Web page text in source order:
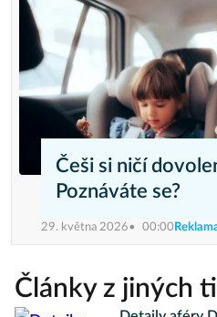
Češi si ničí
Poznáváte se?
29. května 2026 00:00
Články z jiných